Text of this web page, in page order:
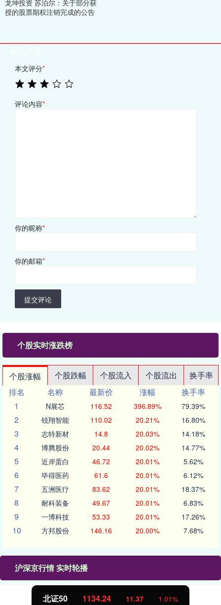
龙坤投资 苏泊尔：关于部分获
授的股票期权注销完成的公告
本文评分*
评论内容*
你的昵称*
你的邮箱*
提交评论
个股实时涨跌榜
个股涨幅 个股跌幅 个股流入 个股流出
换手率
排名
名称 最新价 涨幅
换手率
1
N展芯 116.52 396.89% 79.39%
2 锐翔智能 110.02 20.21% 16.80%
3 志特新材 14.8 20.03% 14.18%
4 博腾股份 20.44 20.02% 14.77%
5 近岸蛋白 46.72 20.01% 5.62%
6 毕得医药 61.6 20.01% 6.12%
7 五洲医疗 83.62 20.01% 18.37%
8 耐科装备 49.67 20.01% 6.83%
9 一博科技 53.33 20.01% 17.26%
10 方邦股份 146.16 20.00% 7.68%
沪深京行情 实时轮播
北证50 1134.24 11.37 1.01%